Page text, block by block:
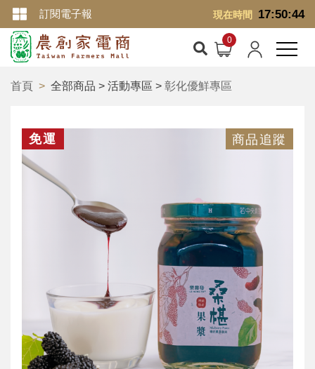
現在時間 17:50:44
訂閱電子報
首頁 全部商品 > 活動專區 > 彰化優鮮專區
免運 商品追蹤